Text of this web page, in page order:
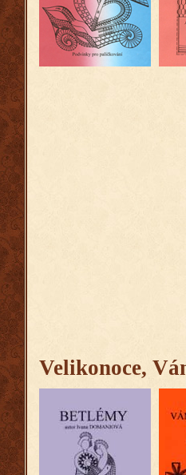
Velikonoce,